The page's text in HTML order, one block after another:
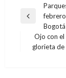
de
entradas
Entrada
anterior
Bogotá
Entrada
Ojo con el
glorieta de